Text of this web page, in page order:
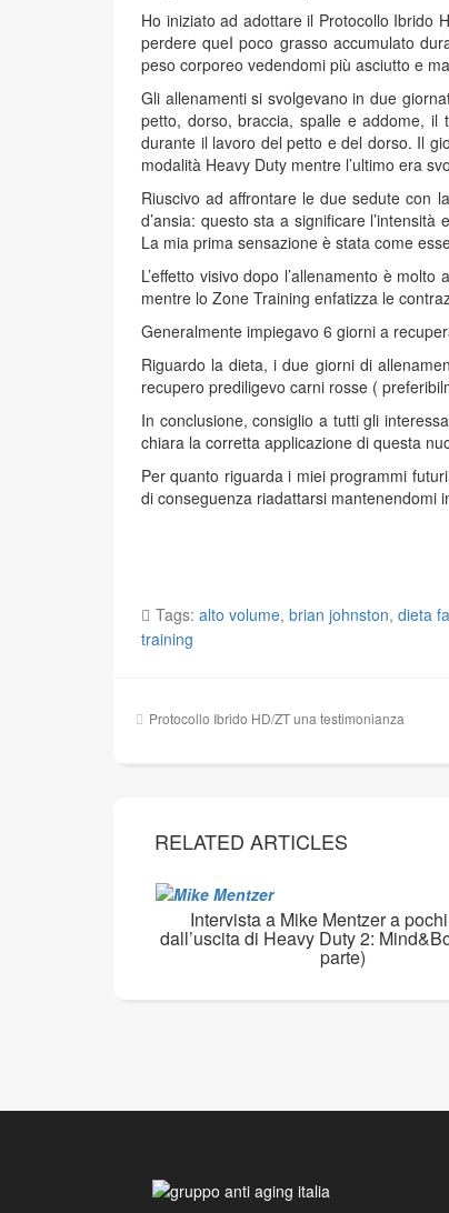
Ho iniziato ad adottare il Protocollo Ibrido
perdere queI poco grasso accumulato
peso corporeo vedendomi più asciutto e
Gli allenamenti si svolgevano in due
petto, dorso, braccia, spalle e addome, il
durante il lavoro del petto e del dorso. Il
modalità Heavy Duty mentre l’ultimo era
Riuscivo ad affrontare le due sedute con
d’ansia: questo sta a significare
La mia prima sensazione è stata come
L’effetto visivo dopo l’allenamento è
mentre lo Zone Training enfatizza le
Generalmente impiegavo 6 giorni a
Riguardo la dieta, i due giorni di
recupero prediligevo carni rosse (
In conclusione, consiglio a tutti gli
chiara la corretta applicazione di questa
Per quanto riguarda i miei programmi
di conseguenza riadattarsi mantenendomi
Tags: alto volume, brian johnston, dieta
training
Navigazione
Protocollo Ibrido HD/ZT una testimonianza
RELATED ARTICLES
Intervista a Mike Mentzer a
dall’uscita di Heavy Duty 2:
parte)